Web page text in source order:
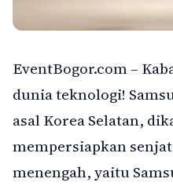
EventBogor.com –
dunia teknologi!
asal Korea Selatan,
mempersiapkan
menengah, yaitu